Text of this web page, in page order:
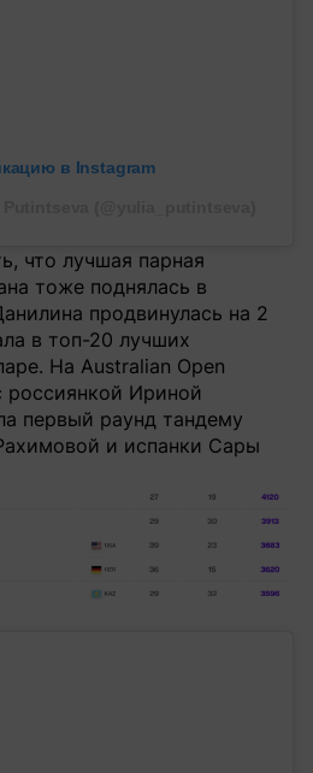
в Instagram
что лучшая парная
тоже поднялась в
продвинулась на 2
в топ-20 лучших
На Australian Open
россиянкой Ириной
первый раунд тандему
и испанки Сары